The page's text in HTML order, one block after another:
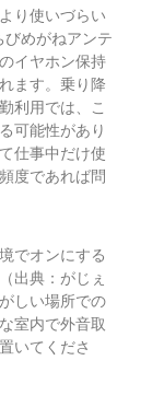
り使いづらい
めがねアンテ
イヤホン保持
ます。乗り降
利用では、こ
可能性があり
仕事中だけ使
度であれば問
でオンにする
出典：がじぇ
しい場所での
室内で外音取
いてくださ